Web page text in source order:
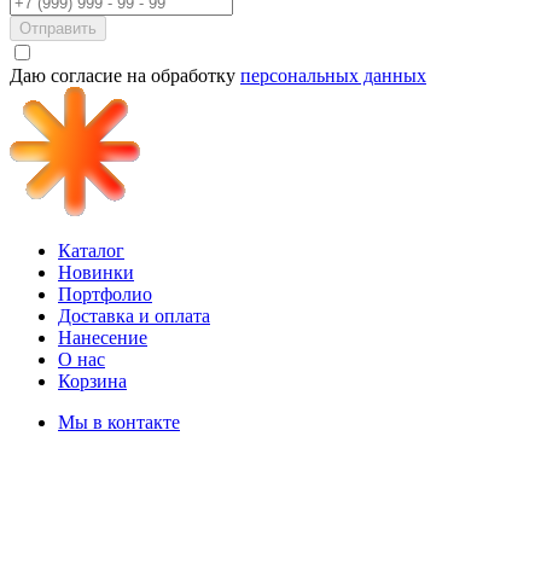
Отправить
Даю согласие на обработку персональных данных
Каталог
Новинки
Портфолио
Доставка и оплата
Нанесение
О нас
Корзина
Мы в контакте